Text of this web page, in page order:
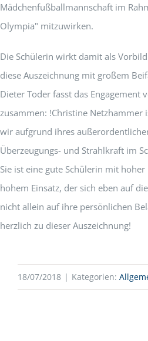
Mädchenfußballmannschaft im
Olympia" mitzuwirken.
Die Schülerin wirkt damit als
diese Auszeichnung mit großem
Dieter Toder fasst das Engagement
zusammen: !Christine Netzhammer
wir aufgrund ihres
Überzeugungs- und Strahlkraft im
Sie ist eine gute Schülerin mit
hohem Einsatz, der sich eben auf
nicht allein auf ihre persönlichen
herzlich zu dieser Auszeichnung!
18/07/2018 | Kategorien: